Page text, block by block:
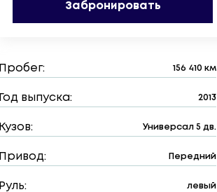
Забронировать
Пробег: 156 410 км
Год выпуска: 2013
Кузов: Универсал 5 дв.
Привод: Передний
Руль: левый